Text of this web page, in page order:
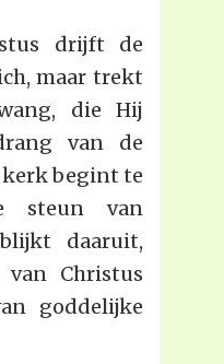
drijft de
maar trekt
die Hij
van de
kerk begint te
steun van
daaruit,
Christus
goddelijke